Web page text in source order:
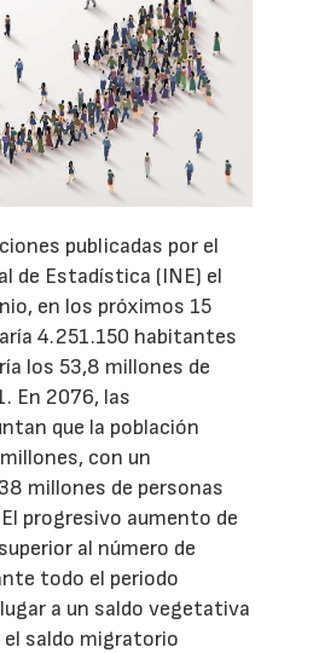
publicadas por el
de Estadística (INE) el
en los próximos 15
4.251.150 habitantes
los 53,8 millones de
En 2076, las
que la población
con un
millones de personas
progresivo aumento de
al número de
todo el periodo
a un saldo vegetativa
saldo migratorio